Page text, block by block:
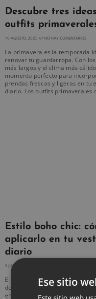
Descubre tres
outfits
10 AGOSTO, 2025 NO HAY COMENTARIOS
La primavera es la temporada
renovar tu guardarropa. Con
más largos y el clima más
momento perfecto para
prendas frescas y ligeras en tu
diario. Los outfits primaverales
Estilo boho chic:
aplicarlo en tu
diario
9 JULIO, 2025
El estilo boho chic es una
de libertad, arte y naturalidad,
en la moda bohemia y el
Ese sitio